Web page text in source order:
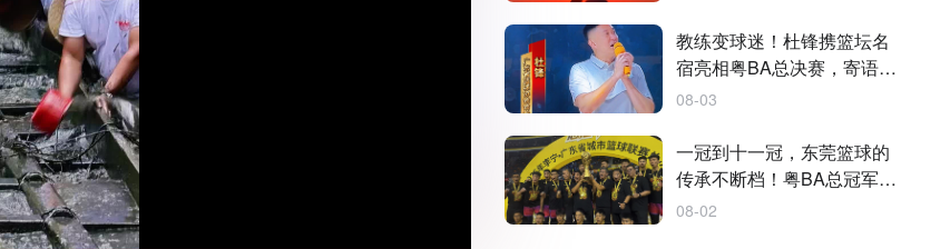
教练变球迷！杜锋携篮坛名
宿亮相粤BA总决赛，寄语越
办越好
08-03
一冠到十一冠，东莞篮球的
传承不断档！粤BA总冠军实
至名归
08-02